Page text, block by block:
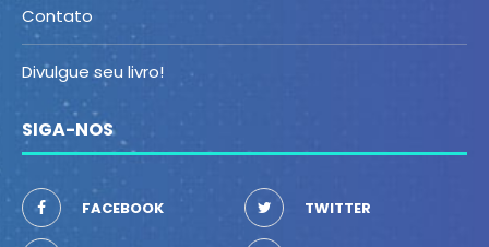
Contato
Divulgue seu livro!
SIGA-NOS
FACEBOOK TWITTER